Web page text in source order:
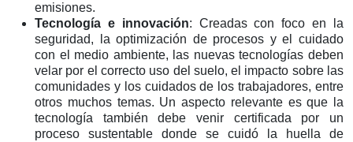
emisiones.
Tecnología e innovación: Creadas con foco en la
seguridad, la optimización de procesos y el cuidado
con el medio ambiente, las nuevas tecnologías deben
velar por el correcto uso del suelo, el impacto sobre las
comunidades y los cuidados de los trabajadores, entre
otros muchos temas. Un aspecto relevante es que la
tecnología también debe venir certificada por un
proceso sustentable donde se cuidó la huella de